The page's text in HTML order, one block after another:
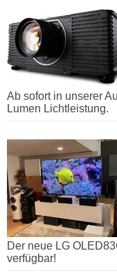
Ab sofort in unserer
Lumen Lichtleistung.
Der neue LG
verfügbar!